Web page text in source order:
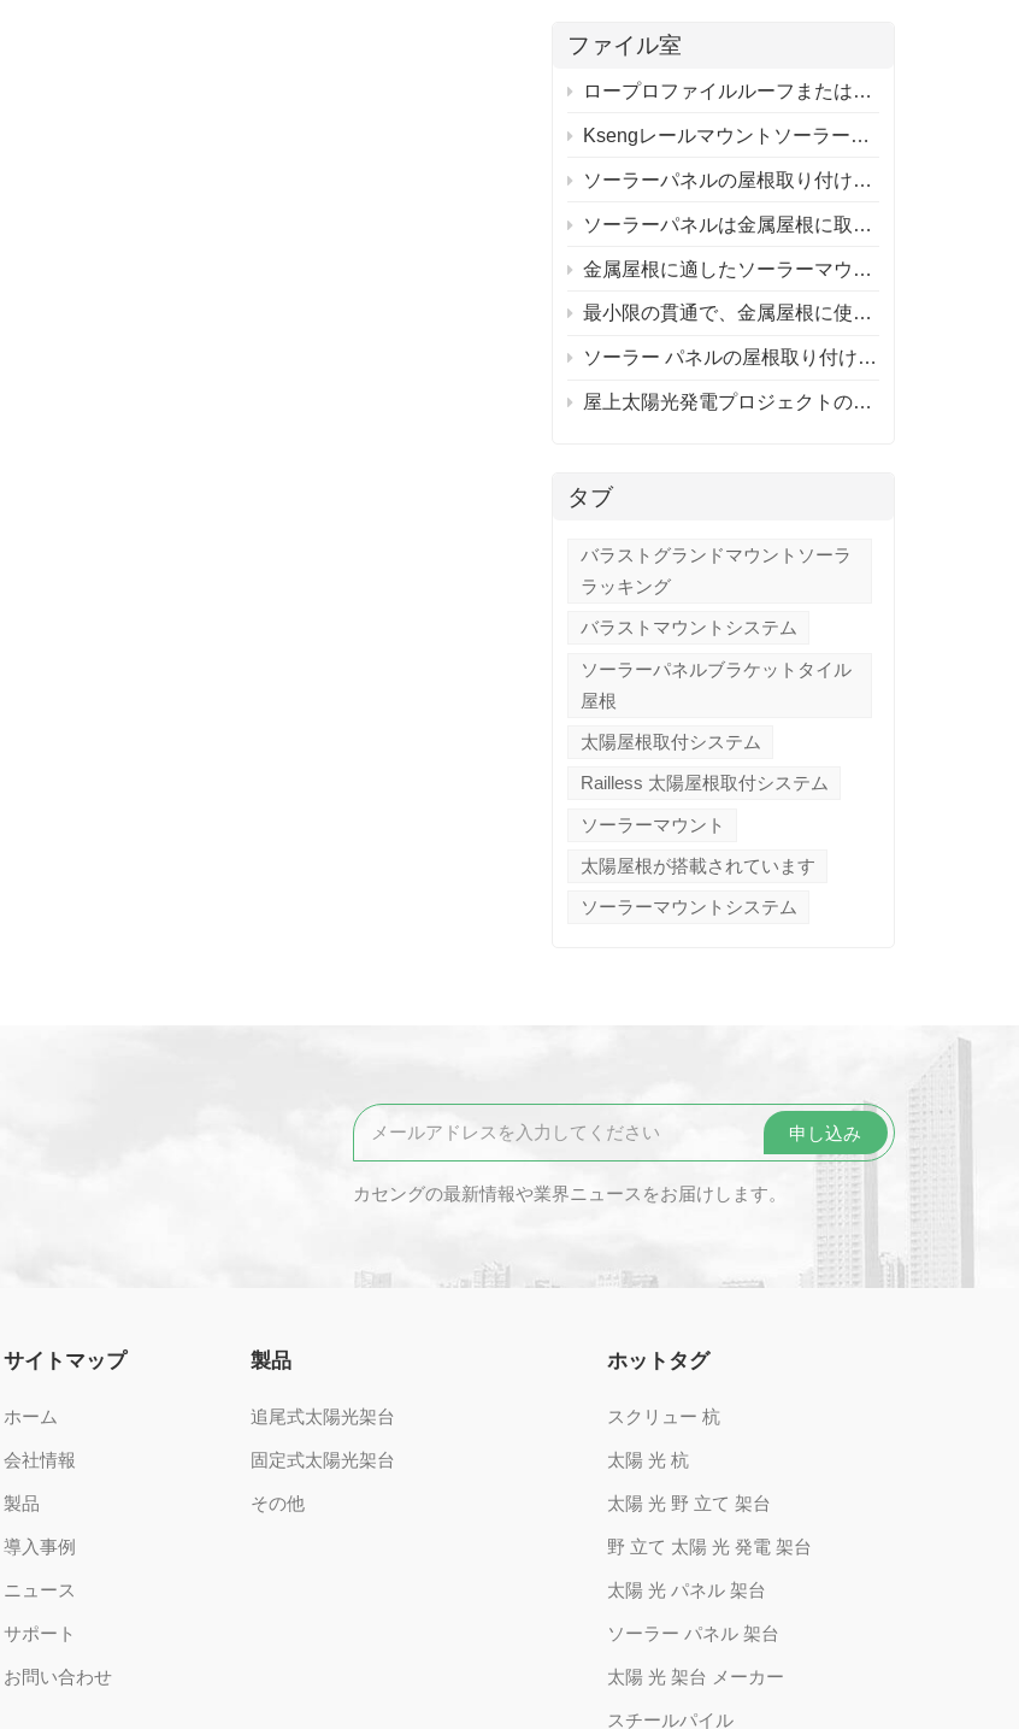
ファイル室
ロープロファイルルーフまたはフラットルーフ用の調整可能なソーラーパネルタイトルマウントブラケット
Ksengレールマウントソーラールーフマウントシステムとレールレスソーラールーフマウントシステム
ソーラーパネルの屋根取り付けシステム
ソーラーパネルは金属屋根に取り付けられますか?
金属屋根に適したソーラーマウントシステムの選び方は？
最小限の貫通で、金属屋根に使用するアルミニウム取り付けシステムを推奨できる人はいますか?
ソーラー パネルの屋根取り付けシステム / ソーラー パネルの屋根はそれだけの価値がありますか?
屋上太陽光発電プロジェクトのレール付きとレールなしの取り付け
タブ
バラストグランドマウントソーラ
ラッキング
バラストマウントシステム
ソーラーパネルブラケットタイル
屋根
太陽屋根取付システム
Railless 太陽屋根取付システム
ソーラーマウント
太陽屋根が搭載されています
ソーラーマウントシステム
カセングの最新情報や業界ニュースをお届けします。
サイトマップ
ホーム
会社情報
製品
導入事例
ニュース
サポート
お問い合わせ
製品
追尾式太陽光架台
固定式太陽光架台
その他
ホットタグ
スクリュー 杭
太陽 光 杭
太陽 光 野 立て 架台
野 立て 太陽 光 発電 架台
太陽 光 パネル 架台
ソーラー パネル 架台
太陽 光 架台 メーカー
スチールパイル